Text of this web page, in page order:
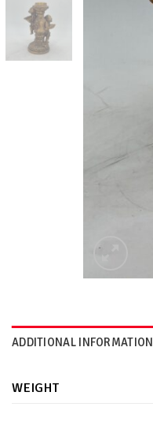
ADDITIONAL INFORMATION
WEIGHT